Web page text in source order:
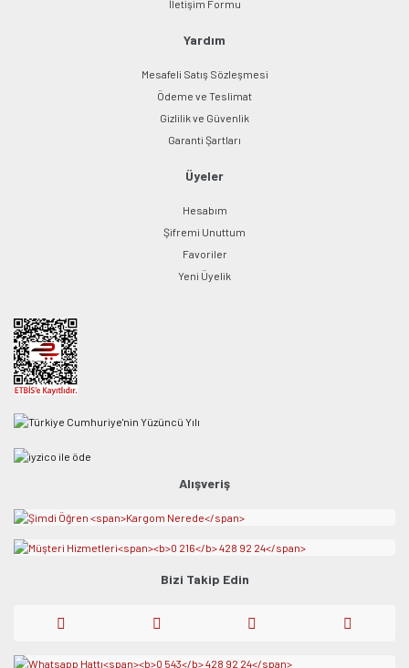
İletişim Formu
Yardım
Mesafeli Satış Sözleşmesi
Ödeme ve Teslimat
Gizlilik ve Güvenlik
Garanti Şartları
Üyeler
Hesabım
Şifremi Unuttum
Favoriler
Yeni Üyelik
Alışveriş
Bizi Takip Edin